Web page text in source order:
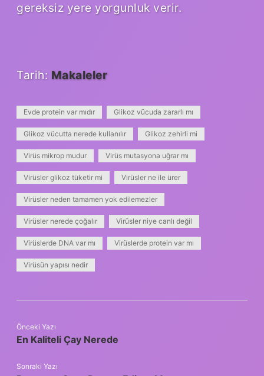
gereksiz yere yorgunluk verir.
Tarih: Makaleler
Evde protein var mıdır Glikoz vücuda zararlı mı
Glikoz vücutta nerede kullanılır Glikoz zehirli mi
Virüs mikrop mudur Virüs mutasyona uğrar mı
Virüsler glikoz tüketir mi Virüsler ne ile ürer
Virüsler neden tamamen yok edilemezler
Virüsler nerede çoğalır Virüsler niye canlı değil
Virüslerde DNA var mı Virüslerde protein var mı
Virüsün yapısı nedir
Önceki Yazı
En Kaliteli Çay Nerede
Sonraki Yazı